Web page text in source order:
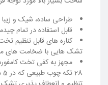
طراحی ساده، شیک و زیبا
قابل استفاده در تمام
کناره های قابل تنظیم
تشک هایی با ضخامت های